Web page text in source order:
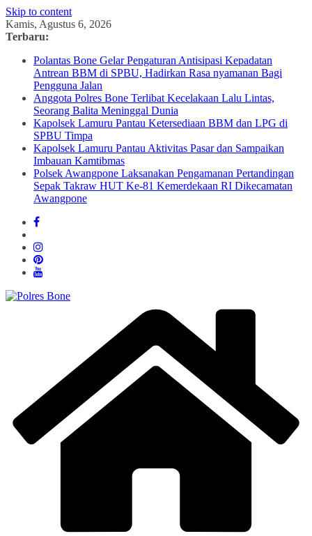
Skip to content
Kamis, Agustus 6, 2026
Terbaru:
Polantas Bone Gelar Pengaturan Antisipasi Kepadatan
Antrean BBM di SPBU, Hadirkan Rasa nyamanan Bagi
Pengguna Jalan
Anggota Polres Bone Terlibat Kecelakaan Lalu Lintas,
Seorang Balita Meninggal Dunia
Kapolsek Lamuru Pantau Ketersediaan BBM dan LPG di
SPBU Timpa
Kapolsek Lamuru Pantau Aktivitas Pasar dan Sampaikan
Imbauan Kamtibmas
Polsek Awangpone Laksanakan Pengamanan Pertandingan
Sepak Takraw HUT Ke-81 Kemerdekaan RI Dikecamatan
Awangpone